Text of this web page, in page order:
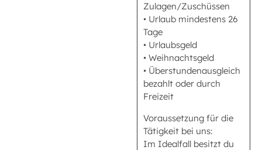
Zulagen/Zuschüssen
• Urlaub mindestens 26
Tage
• Urlaubsgeld
• Weihnachtsgeld
• Überstundenausgleich
bezahlt oder durch
Freizeit
Voraussetzung für die
Tätigkeit bei uns:
Im Idealfall besitzt du